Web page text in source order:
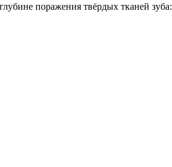
поражения твёрдых тканей зуба: